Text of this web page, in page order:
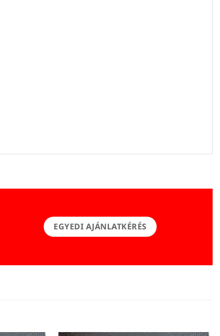
EGYEDI AJÁNLATKÉRÉS